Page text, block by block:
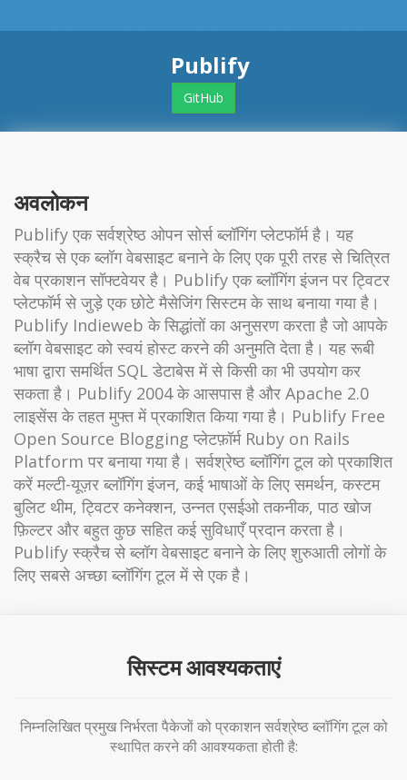
Publify
GitHub
अवलोकन
Publify एक सर्वश्रेष्ठ ओपन सोर्स ब्लॉगिंग प्लेटफॉर्म है। यह
स्क्रैच से एक ब्लॉग वेबसाइट बनाने के लिए एक पूरी तरह से चित्रित
वेब प्रकाशन सॉफ्टवेयर है। Publify एक ब्लॉगिंग इंजन पर ट्विटर
प्लेटफॉर्म से जुड़े एक छोटे मैसेजिंग सिस्टम के साथ बनाया गया है।
Publify Indieweb के सिद्धांतों का अनुसरण करता है जो आपके
ब्लॉग वेबसाइट को स्वयं होस्ट करने की अनुमति देता है। यह रूबी
भाषा द्वारा समर्थित SQL डेटाबेस में से किसी का भी उपयोग कर
सकता है। Publify 2004 के आसपास है और Apache 2.0
लाइसेंस के तहत मुफ्त में प्रकाशित किया गया है। Publify Free
Open Source Blogging प्लेटफ़ॉर्म Ruby on Rails
Platform पर बनाया गया है। सर्वश्रेष्ठ ब्लॉगिंग टूल को प्रकाशित
करें मल्टी-यूज़र ब्लॉगिंग इंजन, कई भाषाओं के लिए समर्थन, कस्टम
बुलिट थीम, ट्विटर कनेक्शन, उन्नत एसईओ तकनीक, पाठ खोज
फ़िल्टर और बहुत कुछ सहित कई सुविधाएँ प्रदान करता है।
Publify स्क्रैच से ब्लॉग वेबसाइट बनाने के लिए शुरुआती लोगों के
लिए सबसे अच्छा ब्लॉगिंग टूल में से एक है।
सिस्टम आवश्यकताएं
निम्नलिखित प्रमुख निर्भरता पैकेजों को प्रकाशन सर्वश्रेष्ठ ब्लॉगिंग टूल को
स्थापित करने की आवश्यकता होती है: